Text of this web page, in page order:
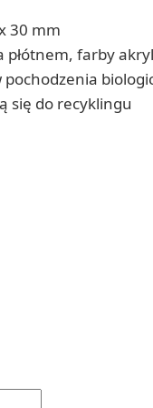
30 mm
płótnem, farby
się do recyklingu